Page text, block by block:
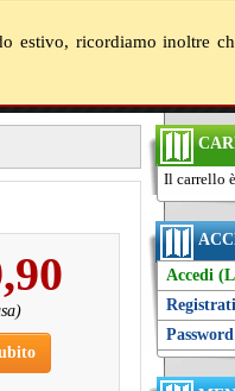
estivo, ricordiamo inoltre
Il carrello
Accedi